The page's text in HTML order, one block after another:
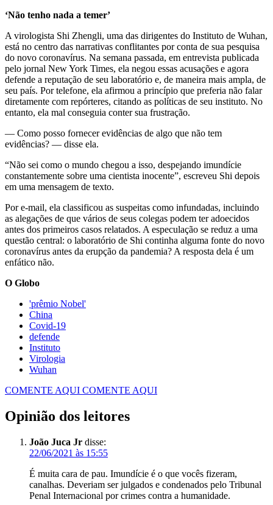
‘Não tenho nada a temer’
A virologista Shi Zhengli, uma das dirigentes do Instituto de Wuhan,
está no centro das narrativas conflitantes por conta de sua pesquisa
do novo coronavírus. Na semana passada, em entrevista publicada
pelo jornal New York Times, ela negou essas acusações e agora
defende a reputação de seu laboratório e, de maneira mais ampla, de
seu país. Por telefone, ela afirmou a princípio que preferia não falar
diretamente com repórteres, citando as políticas de seu instituto. No
entanto, ela mal conseguia conter sua frustração.
— Como posso fornecer evidências de algo que não tem
evidências? — disse ela.
“Não sei como o mundo chegou a isso, despejando imundície
constantemente sobre uma cientista inocente”, escreveu Shi depois
em uma mensagem de texto.
Por e-mail, ela classificou as suspeitas como infundadas, incluindo
as alegações de que vários de seus colegas podem ter adoecidos
antes dos primeiros casos relatados. A especulação se reduz a uma
questão central: o laboratório de Shi continha alguma fonte do novo
coronavírus antes da erupção da pandemia? A resposta dela é um
enfático não.
O Globo
'prêmio Nobel'
China
Covid-19
defende
Instituto
Virologia
Wuhan
COMENTE AQUI COMENTE AQUI
Opinião dos leitores
João Juca Jr disse:
22/06/2021 às 15:55
É muita cara de pau. Imundície é o que vocês fizeram,
canalhas. Deveriam ser julgados e condenados pelo Tribunal
Penal Internacional por crimes contra a humanidade.